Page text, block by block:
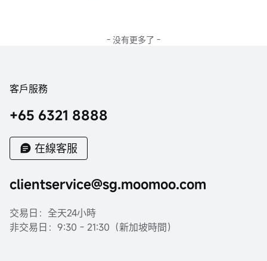
- 没有更多了 -
客戶服務
+65 6321 8888
在線客服
clientservice@sg.moomoo.com
交易日：全天24小時
非交易日：9:30 - 21:30（新加坡時間）